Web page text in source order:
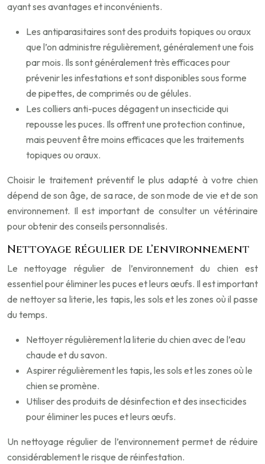
ayant ses avantages et inconvénients.
Les antiparasitaires sont des produits topiques ou oraux
que l’on administre régulièrement, généralement une fois
par mois. Ils sont généralement très efficaces pour
prévenir les infestations et sont disponibles sous forme
de pipettes, de comprimés ou de gélules.
Les colliers anti-puces dégagent un insecticide qui
repousse les puces. Ils offrent une protection continue,
mais peuvent être moins efficaces que les traitements
topiques ou oraux.
Choisir le traitement préventif le plus adapté à votre chien
dépend de son âge, de sa race, de son mode de vie et de son
environnement. Il est important de consulter un vétérinaire
pour obtenir des conseils personnalisés.
Nettoyage régulier de l’environnement
Le nettoyage régulier de l’environnement du chien est
essentiel pour éliminer les puces et leurs œufs. Il est important
de nettoyer sa literie, les tapis, les sols et les zones où il passe
du temps.
Nettoyer régulièrement la literie du chien avec de l’eau
chaude et du savon.
Aspirer régulièrement les tapis, les sols et les zones où le
chien se promène.
Utiliser des produits de désinfection et des insecticides
pour éliminer les puces et leurs œufs.
Un nettoyage régulier de l’environnement permet de réduire
considérablement le risque de réinfestation.